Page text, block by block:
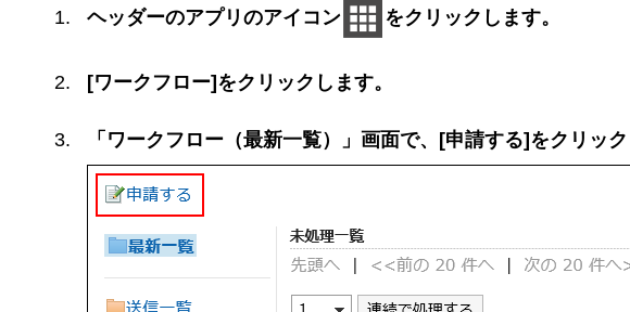
ヘッダーのアプリのアイコン をクリックします。
[ワークフロー]をクリックします。
「ワークフロー（最新一覧）」画面で、[申請する]をクリック